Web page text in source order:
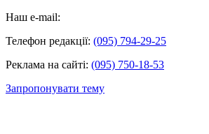
Наш e-mail:
Телефон редакції: (095) 794-29-25
Реклама на сайті: (095) 750-18-53
Запропонувати тему